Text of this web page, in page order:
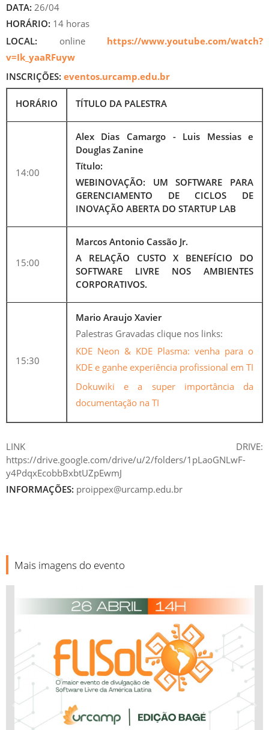
DATA: 26/04
HORÁRIO: 14 horas
LOCAL: online https://www.youtube.com/watch?
v=Ik_yaaRFuyw
INSCRIÇÕES: eventos.urcamp.edu.br
HORÁRIO TÍTULO DA PALESTRA
14:00
Alex Dias Camargo - Luis Messias e
Douglas Zanine
Título:
WEBINOVAÇÃO: UM SOFTWARE PARA
GERENCIAMENTO DE CICLOS DE
INOVAÇÃO ABERTA DO STARTUP LAB
15:00
Marcos Antonio Cassão Jr.
A RELAÇÃO CUSTO X BENEFÍCIO DO
SOFTWARE LIVRE NOS AMBIENTES
CORPORATIVOS.
15:30
Mario Araujo Xavier
Palestras Gravadas clique nos links:
KDE Neon & KDE Plasma: venha para o
KDE e ganhe experiência profissional em TI
Dokuwiki e a super importância da
documentação na TI
LINK DRIVE:
https://drive.google.com/drive/u/2/folders/1pLaoGNLwF-
y4PdqxEcobbBxbtUZpEwmJ
INFORMAÇÕES: proippex@urcamp.edu.br
Mais imagens do evento